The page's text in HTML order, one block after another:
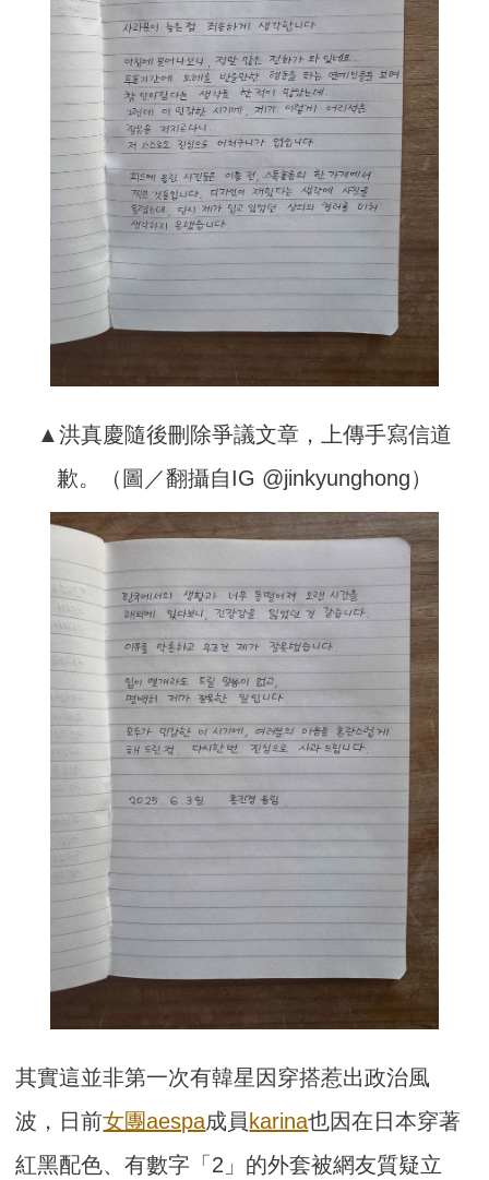
▲洪真慶隨後刪除爭議文章，上傳手寫信道
歉。（圖／翻攝自IG @jinkyunghong）
其實這並非第一次有韓星因穿搭惹出政治風
波，日前女團aespa成員 karina也因在日本穿著
紅黑配色、有數字「2」的外套被網友質疑立